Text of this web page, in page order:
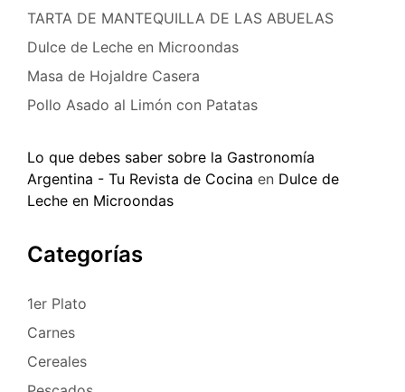
TARTA DE MANTEQUILLA DE LAS ABUELAS
Dulce de Leche en Microondas
Masa de Hojaldre Casera
Pollo Asado al Limón con Patatas
Lo que debes saber sobre la Gastronomía
Argentina - Tu Revista de Cocina en Dulce de
Leche en Microondas
Categorías
1er Plato
Carnes
Cereales